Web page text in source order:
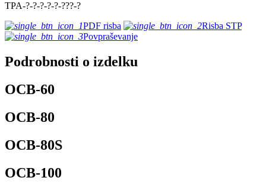
TPA-?-?-?-?-?-???-?
PDF risba
Risba STP
Povpraševanje
Podrobnosti o izdelku
OCB-60
OCB-80
OCB-80S
OCB-100